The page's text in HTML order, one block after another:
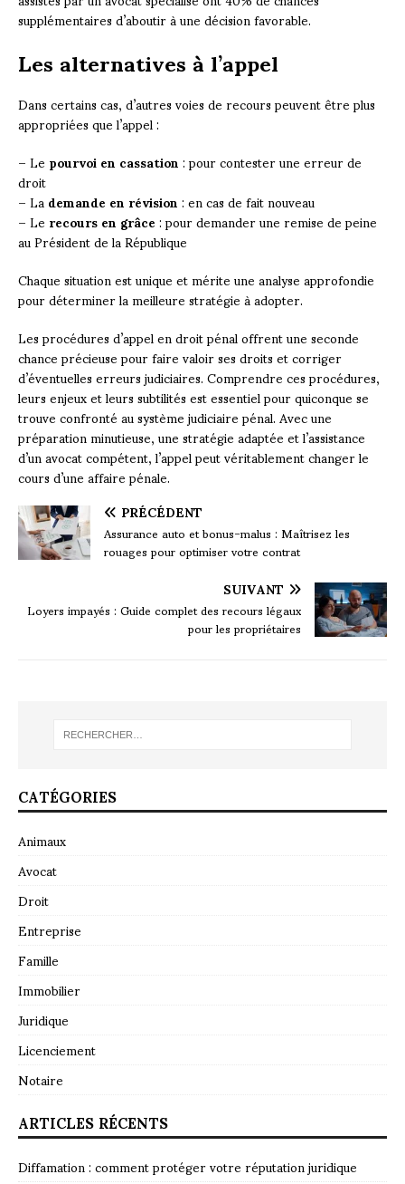
supplémentaires d’aboutir à une décision favorable.
Les alternatives à l’appel
Dans certains cas, d’autres voies de recours peuvent être plus
appropriées que l’appel :
– Lepourvoi en cassation: pour contester une erreur de
droit
– Lademande en révision: en cas de fait nouveau
– Lerecours en grâce: pour demander une remise de peine
au Président de la République
Chaque situation est unique et mérite une analyse approfondie
pour déterminer la meilleure stratégie à adopter.
Les procédures d’appel en droit pénal offrent une seconde
chance précieuse pour faire valoir ses droits et corriger
d’éventuelles erreurs judiciaires. Comprendre ces procédures,
leurs enjeux et leurs subtilités est essentiel pour quiconque se
trouve confronté au système judiciaire pénal. Avec une
préparation minutieuse, une stratégie adaptée et l’assistance
d’un avocat compétent, l’appel peut véritablement changer le
cours d’une affaire pénale.
PRÉCÉDENT
Assurance auto et bonus-malus : Maîtrisez les
rouages pour optimiser votre contrat
SUIVANT
Loyers impayés : Guide complet des recours légaux
pour les propriétaires
CATÉGORIES
Animaux
Avocat
Droit
Entreprise
Famille
Immobilier
Juridique
Licenciement
Notaire
ARTICLES RÉCENTS
Diffamation : comment protéger votre réputation juridique